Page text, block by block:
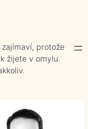
protože
žijete v omylu.